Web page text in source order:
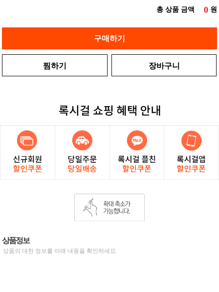
총 상품 금액 0 원
구매하기
찜하기 장바구니
상품정보
상품의 대한 정보를 아래 내용을 확인하세요.